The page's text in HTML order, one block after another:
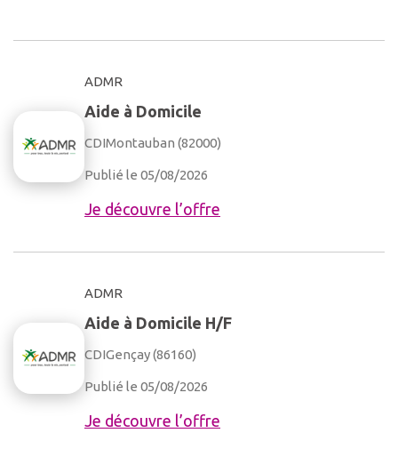
ADMR
Aide à Domicile
CDIMontauban (82000)
Publié le 05/08/2026
Je découvre l’offre
ADMR
Aide à Domicile H/F
CDIGençay (86160)
Publié le 05/08/2026
Je découvre l’offre